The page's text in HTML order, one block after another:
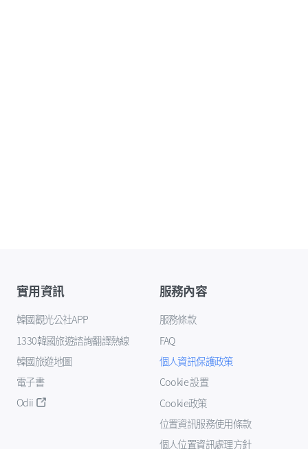
實用資訊
韓國觀光公社APP
1330韓國旅遊諮詢翻譯熱線
韓國旅遊地圖
電子書
Odii
服務內容
服務條款
FAQ
個人資訊保護政策
Cookie 設置
Cookie政策
位置資訊服務使用條款
個人位置資訊處理方針